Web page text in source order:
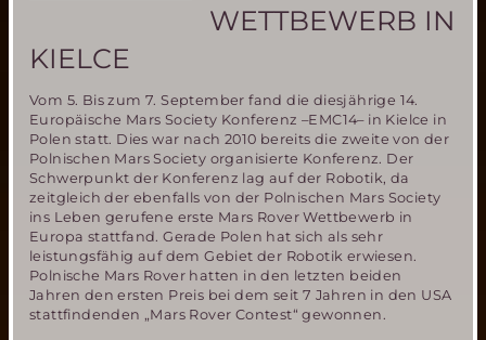
WETTBEWERB IN
KIELCE
Vom 5. Bis zum 7. September fand die diesjährige 14.
Europäische Mars Society Konferenz –EMC14– in Kielce in
Polen statt. Dies war nach 2010 bereits die zweite von der
Polnischen Mars Society organisierte Konferenz. Der
Schwerpunkt der Konferenz lag auf der Robotik, da
zeitgleich der ebenfalls von der Polnischen Mars Society
ins Leben gerufene erste Mars Rover Wettbewerb in
Europa stattfand. Gerade Polen hat sich als sehr
leistungsfähig auf dem Gebiet der Robotik erwiesen.
Polnische Mars Rover hatten in den letzten beiden
Jahren den ersten Preis bei dem seit 7 Jahren in den USA
stattfindenden „Mars Rover Contest“ gewonnen.